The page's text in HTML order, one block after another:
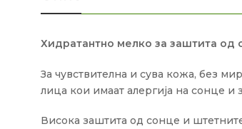
Хидратантно мелко за заштита од
За чувствителна и сува кожа, без
лица кои имаат алергија на сонце и
Висока заштита од сонце и